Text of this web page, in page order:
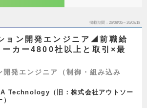
掲載期間 26/08/05～26/08/18
ョン開発エンジニア◢前職給
ーカー4800社以上と取引×最
開発エンジニア（制御・組み込み
Technology（旧：株式会社アウトソー